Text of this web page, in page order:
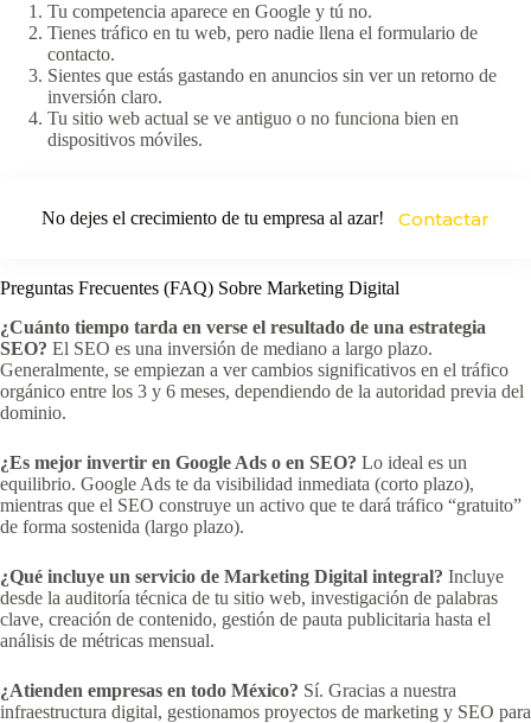
Tu competencia aparece en Google y tú no.
Tienes tráfico en tu web, pero nadie llena el formulario de
contacto.
Sientes que estás gastando en anuncios sin ver un retorno de
inversión claro.
Tu sitio web actual se ve antiguo o no funciona bien en
dispositivos móviles.
No dejes el crecimiento de tu empresa al azar! Contactar
Preguntas Frecuentes (FAQ) Sobre Marketing Digital
¿Cuánto tiempo tarda en verse el resultado de una estrategia
SEO? El SEO es una inversión de mediano a largo plazo.
Generalmente, se empiezan a ver cambios significativos en el tráfico
orgánico entre los 3 y 6 meses, dependiendo de la autoridad previa del
dominio.
¿Es mejor invertir en Google Ads o en SEO? Lo ideal es un
equilibrio. Google Ads te da visibilidad inmediata (corto plazo),
mientras que el SEO construye un activo que te dará tráfico “gratuito”
de forma sostenida (largo plazo).
¿Qué incluye un servicio de Marketing Digital integral? Incluye
desde la auditoría técnica de tu sitio web, investigación de palabras
clave, creación de contenido, gestión de pauta publicitaria hasta el
análisis de métricas mensual.
¿Atienden empresas en todo México? Sí. Gracias a nuestra
infraestructura digital, gestionamos proyectos de marketing y SEO para